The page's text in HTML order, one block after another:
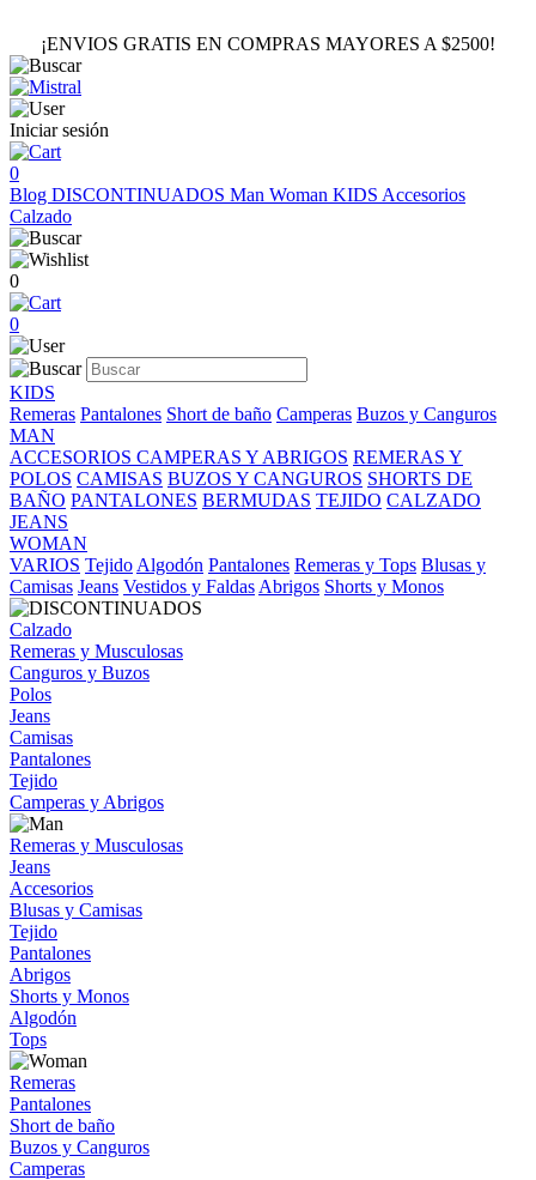
¡ENVIOS GRATIS EN COMPRAS MAYORES A $2500!
Iniciar sesión
0
Blog DISCONTINUADOS Man Woman KIDS Accesorios
Calzado
0
0
KIDS
Remeras Pantalones Short de baño Camperas Buzos y Canguros
MAN
ACCESORIOS CAMPERAS Y ABRIGOS REMERAS Y
POLOS CAMISAS BUZOS Y CANGUROS SHORTS DE
BAÑO PANTALONES BERMUDAS TEJIDO CALZADO
JEANS
WOMAN
VARIOS Tejido Algodón Pantalones Remeras y Tops Blusas y
Camisas Jeans Vestidos y Faldas Abrigos Shorts y Monos
Calzado
Remeras y Musculosas
Canguros y Buzos
Polos
Jeans
Camisas
Pantalones
Tejido
Camperas y Abrigos
Remeras y Musculosas
Jeans
Accesorios
Blusas y Camisas
Tejido
Pantalones
Abrigos
Shorts y Monos
Algodón
Tops
Remeras
Pantalones
Short de baño
Buzos y Canguros
Camperas